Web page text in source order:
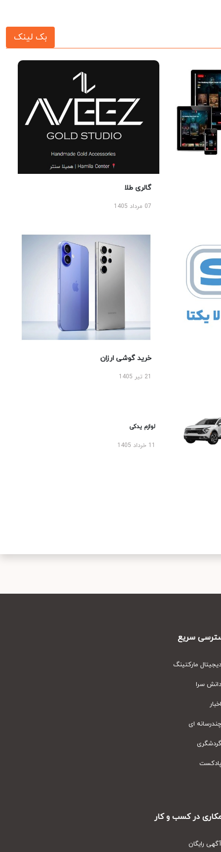
بک لینک
گالری طلا
07 مرداد 1405
خرید گوشی ارزان
لوازم یدکی
سریع
مارکتینگ
سرا
ای
در کسب و کار
رایگان